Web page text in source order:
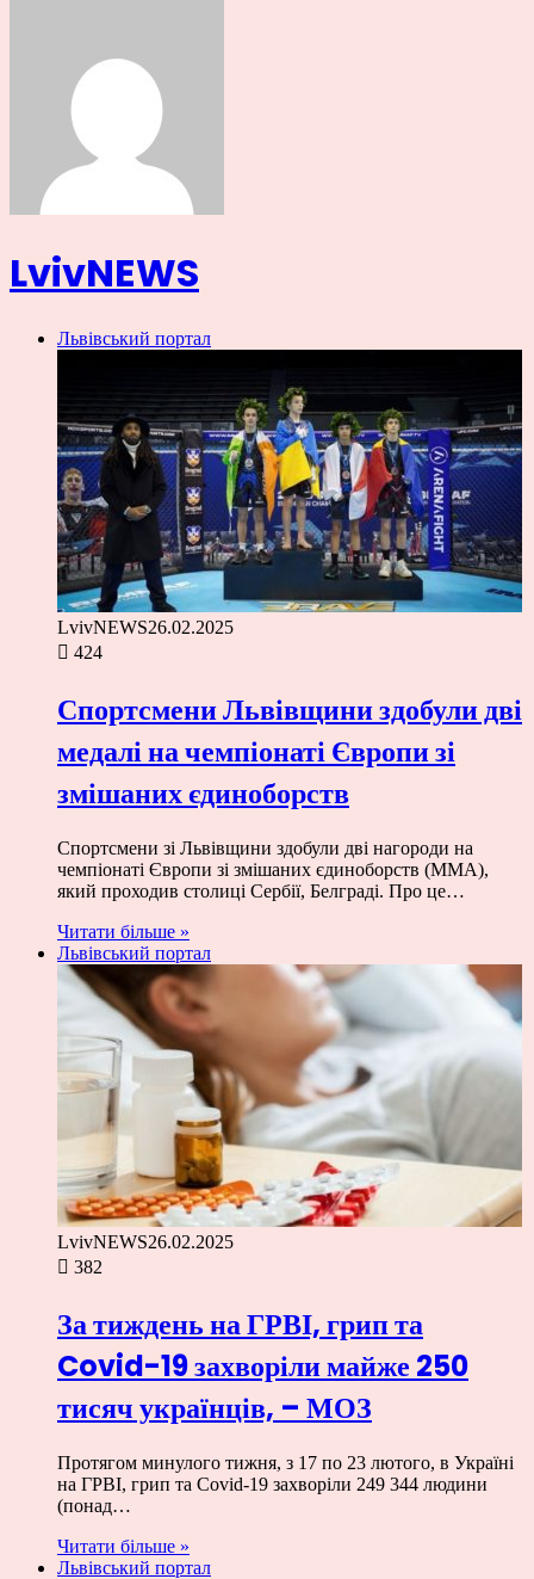
LvivNEWS
Львівський портал
LvivNEWS26.02.2025
424
Спортсмени Львівщини здобули дві
медалі на чемпіонаті Європи зі
змішаних єдиноборств
Спортсмени зі Львівщини здобули дві нагороди на
чемпіонаті Європи зі змішаних єдиноборств (ММА),
який проходив столиці Сербії, Белграді. Про це…
Читати більше »
Львівський портал
LvivNEWS26.02.2025
382
За тиждень на ГРВІ, грип та
Covid-19 захворіли майже 250
тисяч українців, – МОЗ
Протягом минулого тижня, з 17 по 23 лютого, в Україні
на ГРВІ, грип та Covid-19 захворіли 249 344 людини
(понад…
Читати більше »
Львівський портал